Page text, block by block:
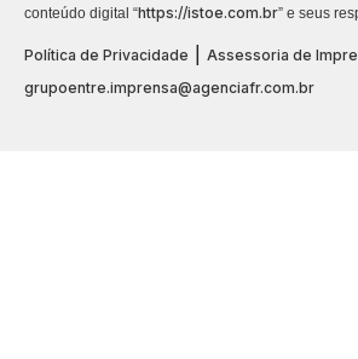
conteúdo digital “https://istoe.com.br” e seus
Política de Privacidade
Assessoria de
grupoentre.imprensa@agenciafr.com.br